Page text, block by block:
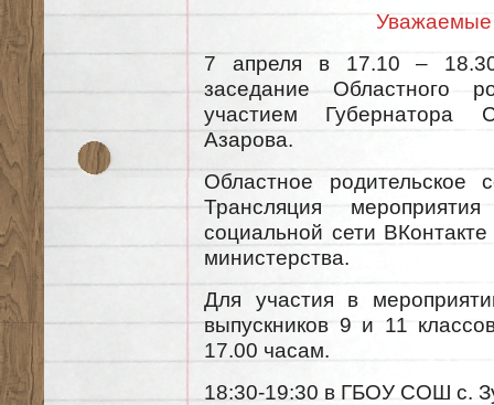
Уважаемые
7 апреля в 17.10 – 18.30
заседание Областного
участием Губернатора
Азарова.
Областное родительское
Трансляция
социальной сети
министерства.
Для участия в
выпускников 9 и 11
17.00 часам.
18:30-19:30 в ГБОУ СОШ с.